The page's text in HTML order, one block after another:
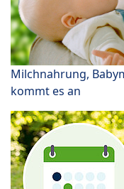
Milchnahrung,
kommt es an